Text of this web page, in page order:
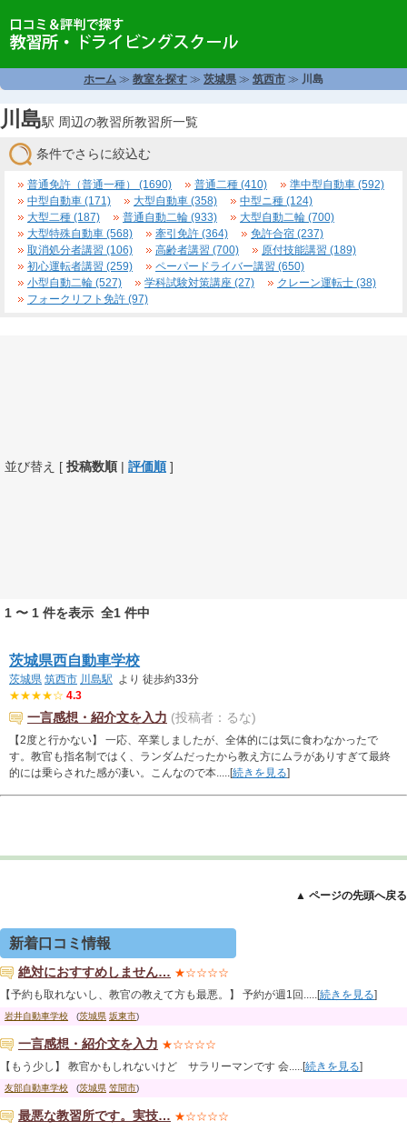
ホーム ≫ 教室を探す ≫ 茨城県 ≫ 筑西市 ≫ 川島
川島駅 周辺の教習所教習所一覧
条件でさらに絞込む
普通免許（普通一種） (1690) 普通二種 (410)
準中型自動車 (592)
中型自動車 (171)
大型自動車 (358)
中型ニ種 (124)
大型二種 (187)
普通自動二輪 (933)
大型自動二輪 (700)
大型特殊自動車 (568)
牽引免許 (364)
免許合宿 (237)
取消処分者講習 (106)
高齢者講習 (700)
原付技能講習 (189)
初心運転者講習 (259)
ペーパードライバー講習 (650)
小型自動二輪 (527)
学科試験対策講座 (27)
クレーン運転士 (38)
フォークリフト免許 (97)
並び替え [ 投稿数順| 評価順]
1 〜 1 件を表示 全1 件中
茨城県西自動車学校
茨城県 筑西市 川島駅 より 徒歩約33分
★★★★☆ 4.3
一言感想・紹介文を入力 (投稿者：るな)
【2度と行かない】 一応、卒業しましたが、全体的には気に食わなかったで
す。教官も指名制ではく、ランダムだったから教え方にムラがありすぎて最終
的には乗らされた感が凄い。こんなので本.....[続きを見る]
▲ ページの先頭へ戻る
新着口コミ情報
絶対におすすめしません… ★☆☆☆☆
【予約も取れないし、教官の教えて方も最悪。】 予約が週1回.....[続きを見る]
岩井自動車学校 (茨城県 坂東市)
一言感想・紹介文を入力 ★☆☆☆☆
【もう少し】 教官かもしれないけど サラリーマンです 会.....[続きを見る]
友部自動車学校 (茨城県 笠間市)
最悪な教習所です。実技… ★☆☆☆☆